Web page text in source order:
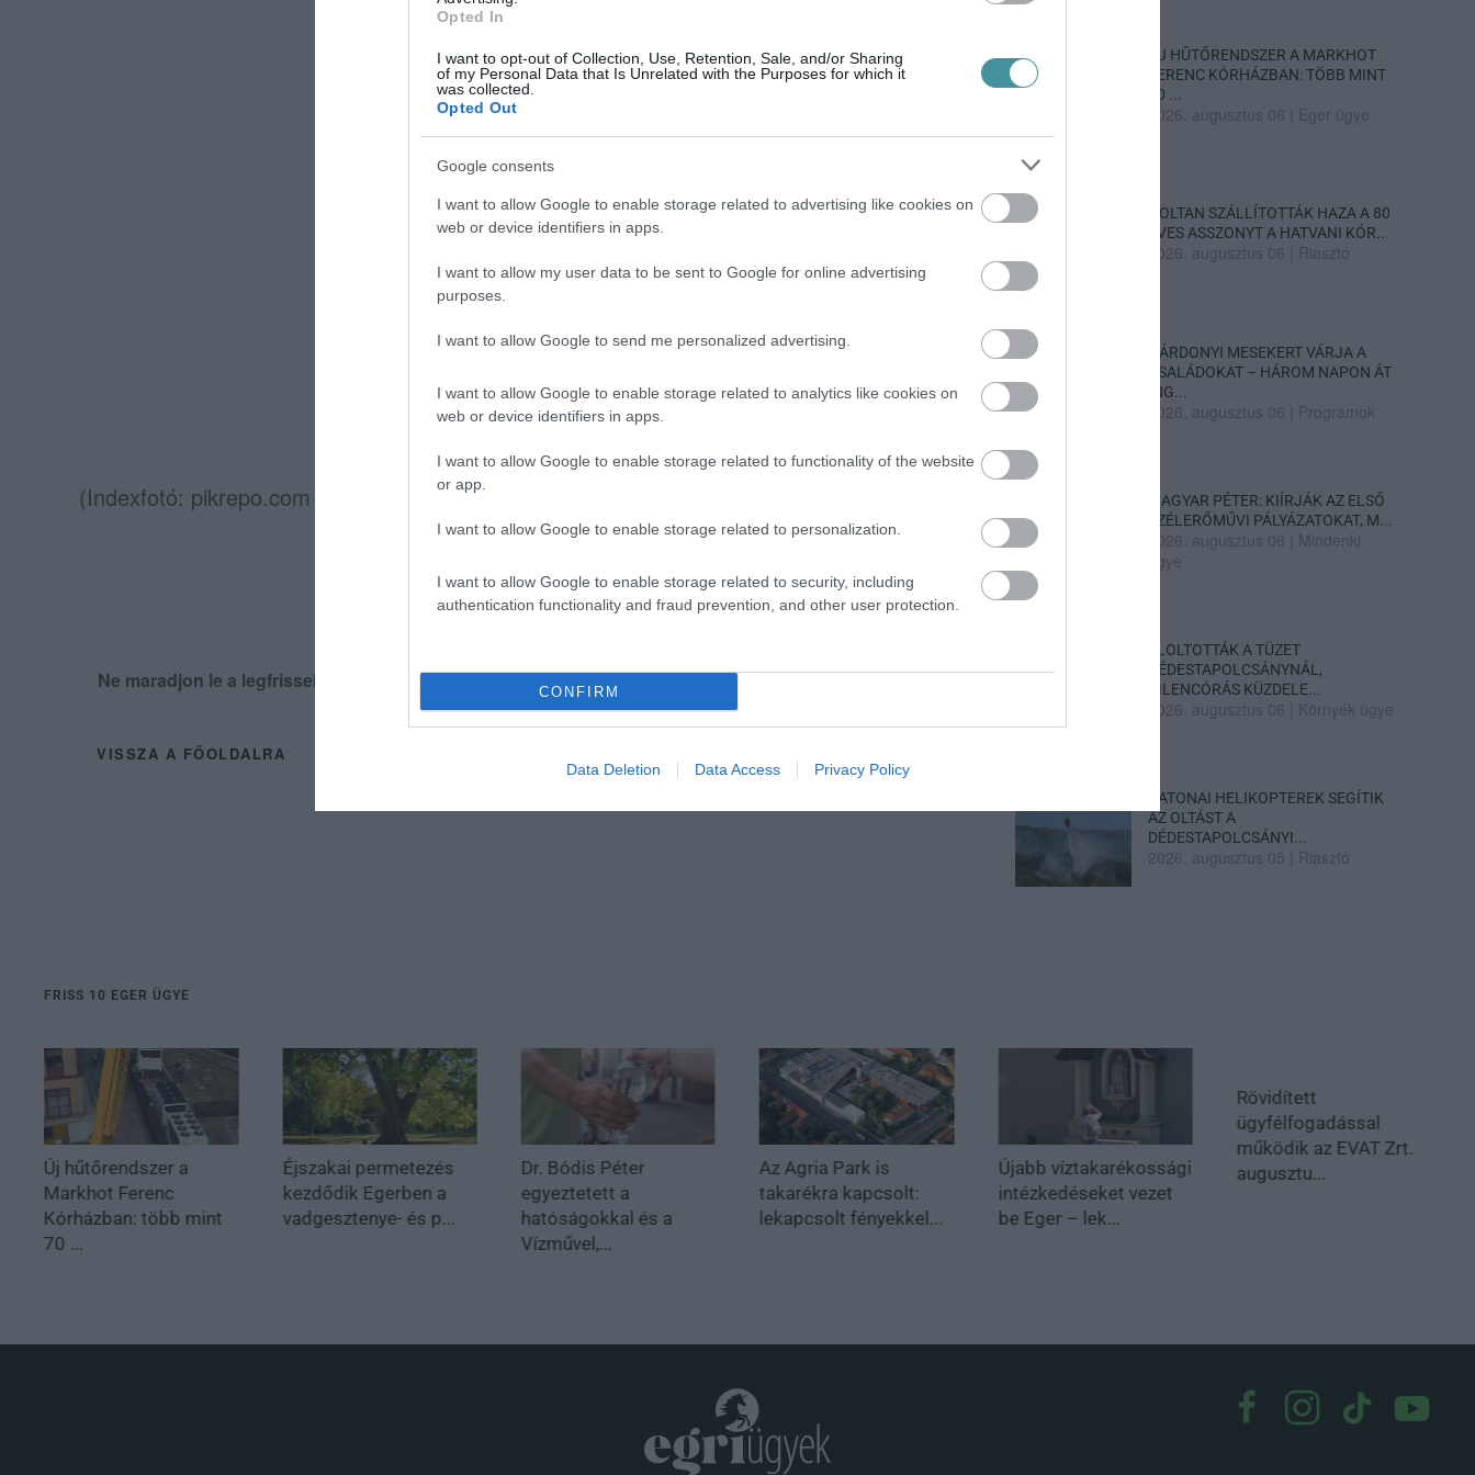
Opted In
I want to opt-out of Collection, Use, Retention, Sale, and/or Sharing
of my Personal Data that Is Unrelated with the Purposes for which it
was collected.
Opted Out
Google consents
I want to allow Google to enable storage related to advertising like cookies on
web or device identifiers in apps.
I want to allow my user data to be sent to Google for online advertising
purposes.
I want to allow Google to send me personalized advertising.
I want to allow Google to enable storage related to analytics like cookies on
web or device identifiers in apps.
I want to allow Google to enable storage related to functionality of the website
or app.
I want to allow Google to enable storage related to personalization.
I want to allow Google to enable storage related to security, including
authentication functionality and fraud prevention, and other user protection.
CONFIRM
Data Deletion Data Access Privacy Policy
(Indexfotó: pikrepo.com – Képünk illusztráció)
Ne maradjon le a legfrissebb hírekről, kövessen bennünket az EGRI ÜGYEK Google Hírek oldalán!
VISSZA A FŐOLDALRA
ÚJ HŰTŐRENDSZER A MARKHOT
FERENC KÓRHÁZBAN: TÖBB MINT
70 ...
2026. augusztus 06 Eger ügye
HOLTAN SZÁLLÍTOTTÁK HAZA A 80
ÉVES ASSZONYT A HATVANI KÓR...
2026. augusztus 06 Riasztó
GÁRDONYI MESEKERT VÁRJA A
CSALÁDOKAT – HÁROM NAPON ÁT
ING...
2026. augusztus 06 Programok
MAGYAR PÉTER: KIÍRJÁK AZ ELSŐ
SZÉLERŐMŰVI PÁLYÁZATOKAT, M...
2026. augusztus 06
Mindenki
ügye
ELOLTOTTÁK A TÜZET
DÉDESTAPOLCSÁNYNÁL,
KILENCÓRÁS KÜZDELE...
2026. augusztus 06 Környék ügye
KATONAI HELIKOPTEREK SEGÍTIK
AZ OLTÁST A
DÉDESTAPOLCSÁNYI...
2026. augusztus 05 Riasztó
FRISS 10 EGER ÜGYE
Új hűtőrendszer a
Markhot Ferenc
Kórházban: több mint
70 ...
Éjszakai permetezés
kezdődik Egerben a
vadgesztenye- és p...
Dr. Bódis Péter
egyeztetett a
hatóságokkal és a
Vízművel,...
Az Agria Park is
takarékra kapcsolt:
lekapcsolt fényekkel...
Újabb víztakarékossági
intézkedéseket vezet
be Eger – lek...
Rövidített
ügyfélfogadással
működik az EVAT Zrt.
augusztu...